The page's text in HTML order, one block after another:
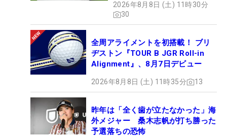
ュー
2026年8月8日 (土) 11時30分
30
全周アライメントを初搭載！ ブリ
ヂストン『TOUR B JGR Roll-in
Alignment』、8月7日デビュー
2026年8月8日 (土) 11時35分 13
昨年は「全く歯が立たなかった」海
外メジャー 桑木志帆が打ち勝った
予選落ちの恐怖